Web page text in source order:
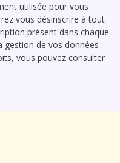
utilisée pour vous
vous désinscrire à tout
présent dans chaque
gestion de vos données
vous pouvez consulter